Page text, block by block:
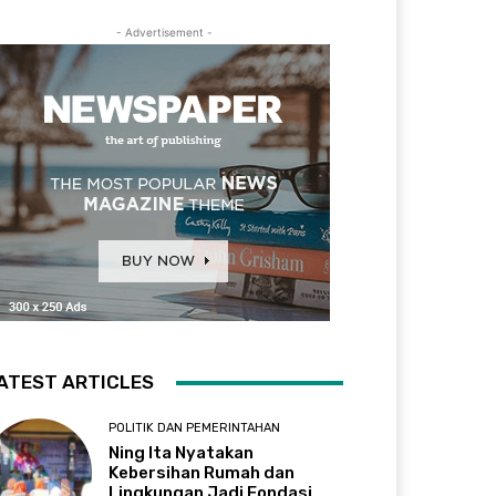
- Advertisement -
ARTICLES
POLITIK DAN PEMERINTAHAN
Ning Ita Nyatakan
Kebersihan Rumah dan